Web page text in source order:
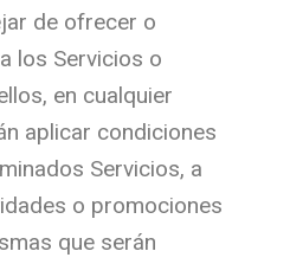
de ofrecer o
los Servicios o
en cualquier
aplicar condiciones
Servicios, a
o promociones
que serán